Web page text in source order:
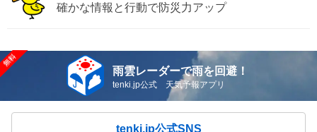
確かな情報と行動で防災力アップ
雨雲レーダーで雨を回避！
tenki.jp公式 天気予報アプリ
tenki.jp公式SNS